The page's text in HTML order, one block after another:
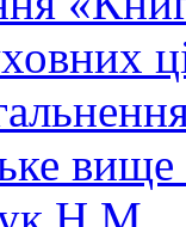
вище